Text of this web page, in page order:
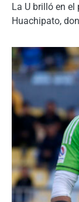
La U brilló en
Huachipato,